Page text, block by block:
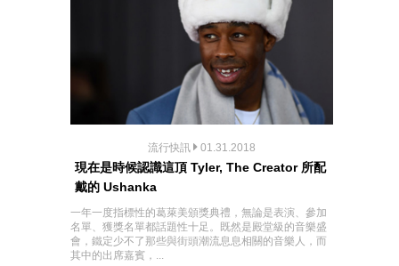
流行快訊 01.31.2018
現在是時候認識這頂 Tyler, The Creator 所配
戴的 Ushanka
一年一度指標性的葛萊美頒獎典禮，無論是表演、參加
名單、獲獎名單都話題性十足。既然是殿堂級的音樂盛
會，鐵定少不了那些與街頭潮流息息相關的音樂人，而
其中的出席嘉賓，...